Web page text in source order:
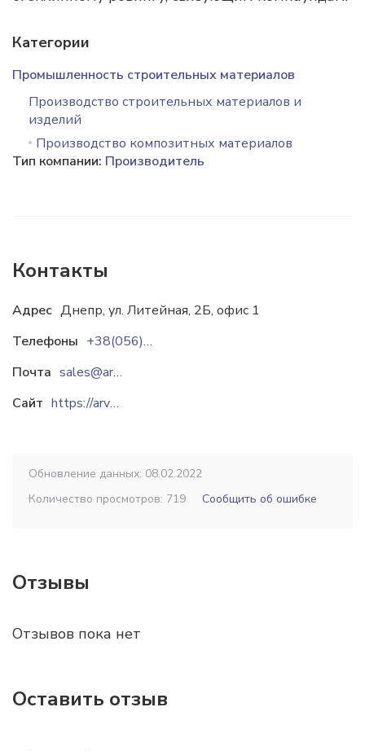
Категории
Промышленность строительных материалов
Производство строительных материалов и
изделий
Производство композитных материалов
Тип компании: Производитель
Контакты
Адрес Днепр, ул. Литейная, 2Б, офис 1
Телефоны
+38(056)372-51-52
Почта
sales@arvit.com.ua
Сайт
https://arvit.com.ua
Обновление данных: 08.02.2022
Количество просмотров: 719
Сообщить об ошибке
Отзывы
Отзывов пока нет
Оставить отзыв